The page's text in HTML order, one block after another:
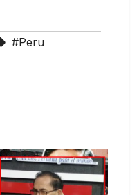
#Peru